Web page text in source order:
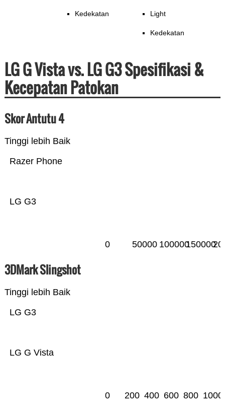
Kedekatan Light
Kedekatan
LG G Vista vs. LG G3 Spesifikasi &
Kecepatan Patokan
Skor Antutu 4
Tinggi lebih Baik
LG G3
Razer Phone
0 50000 100000150000
3DMark Slingshot
Tinggi lebih Baik
LG G Vista
LG G3
0 200 400 600 800 1000